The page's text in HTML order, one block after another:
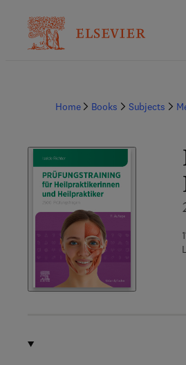
Home Books Subjects